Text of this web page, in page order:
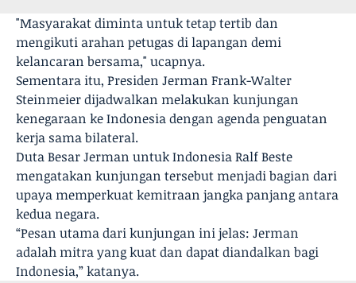
"Masyarakat diminta untuk tetap tertib dan
mengikuti arahan petugas di lapangan demi
kelancaran bersama," ucapnya.
Sementara itu, Presiden Jerman Frank-Walter
Steinmeier dijadwalkan melakukan kunjungan
kenegaraan ke Indonesia dengan agenda penguatan
kerja sama bilateral.
Duta Besar Jerman untuk Indonesia Ralf Beste
mengatakan kunjungan tersebut menjadi bagian dari
upaya memperkuat kemitraan jangka panjang antara
kedua negara.
“Pesan utama dari kunjungan ini jelas: Jerman
adalah mitra yang kuat dan dapat diandalkan bagi
Indonesia,” katanya.